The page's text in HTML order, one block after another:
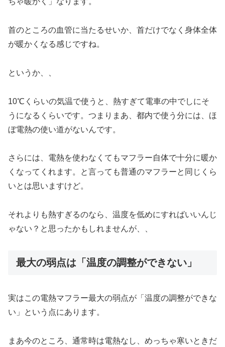
首のところの血管に当たるせいか、首だけでなく身体全体
が暖かくなる感じですね。
というか、、
10℃くらいの気温で使うと、熱すぎて電車の中でしにそ
うになるくらいです。つまりまあ、都内で使う分には、ほ
ぼ電熱の使い道がないんです。
さらには、電熱を使わなくてもマフラー自体で十分に暖か
くなってくれます。と言っても普通のマフラーと同じくら
いとは思いますけど。
それよりも熱すぎるのなら、温度を低めにすればいいんじ
ゃない？と思ったかもしれませんが、、
最大の弱点は「温度の調整ができない」
実はこの電熱マフラー最大の弱点が「温度の調整ができな
い」という点にあります。
まあ今のところ、通常時は電熱なし、めっちゃ寒いときだ